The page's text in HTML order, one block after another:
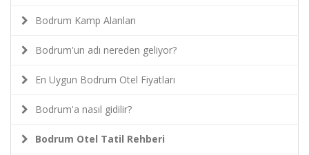
Bodrum Kamp Alanları
Bodrum'un adı nereden geliyor?
En Uygun Bodrum Otel Fiyatları
Bodrum'a nasıl gidilir?
Bodrum Otel Tatil Rehberi